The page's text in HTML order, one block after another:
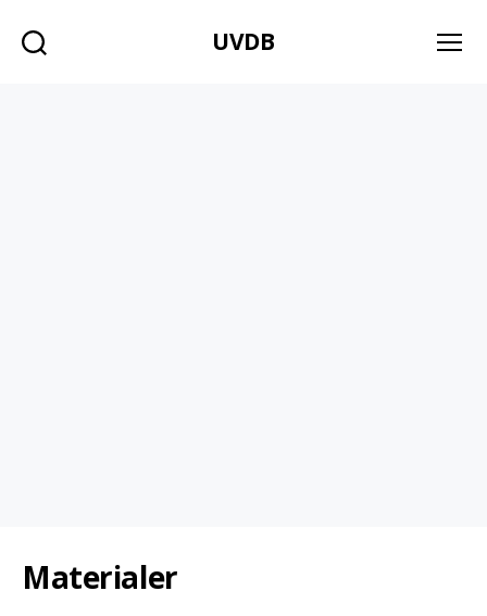
UVDB
Materialer